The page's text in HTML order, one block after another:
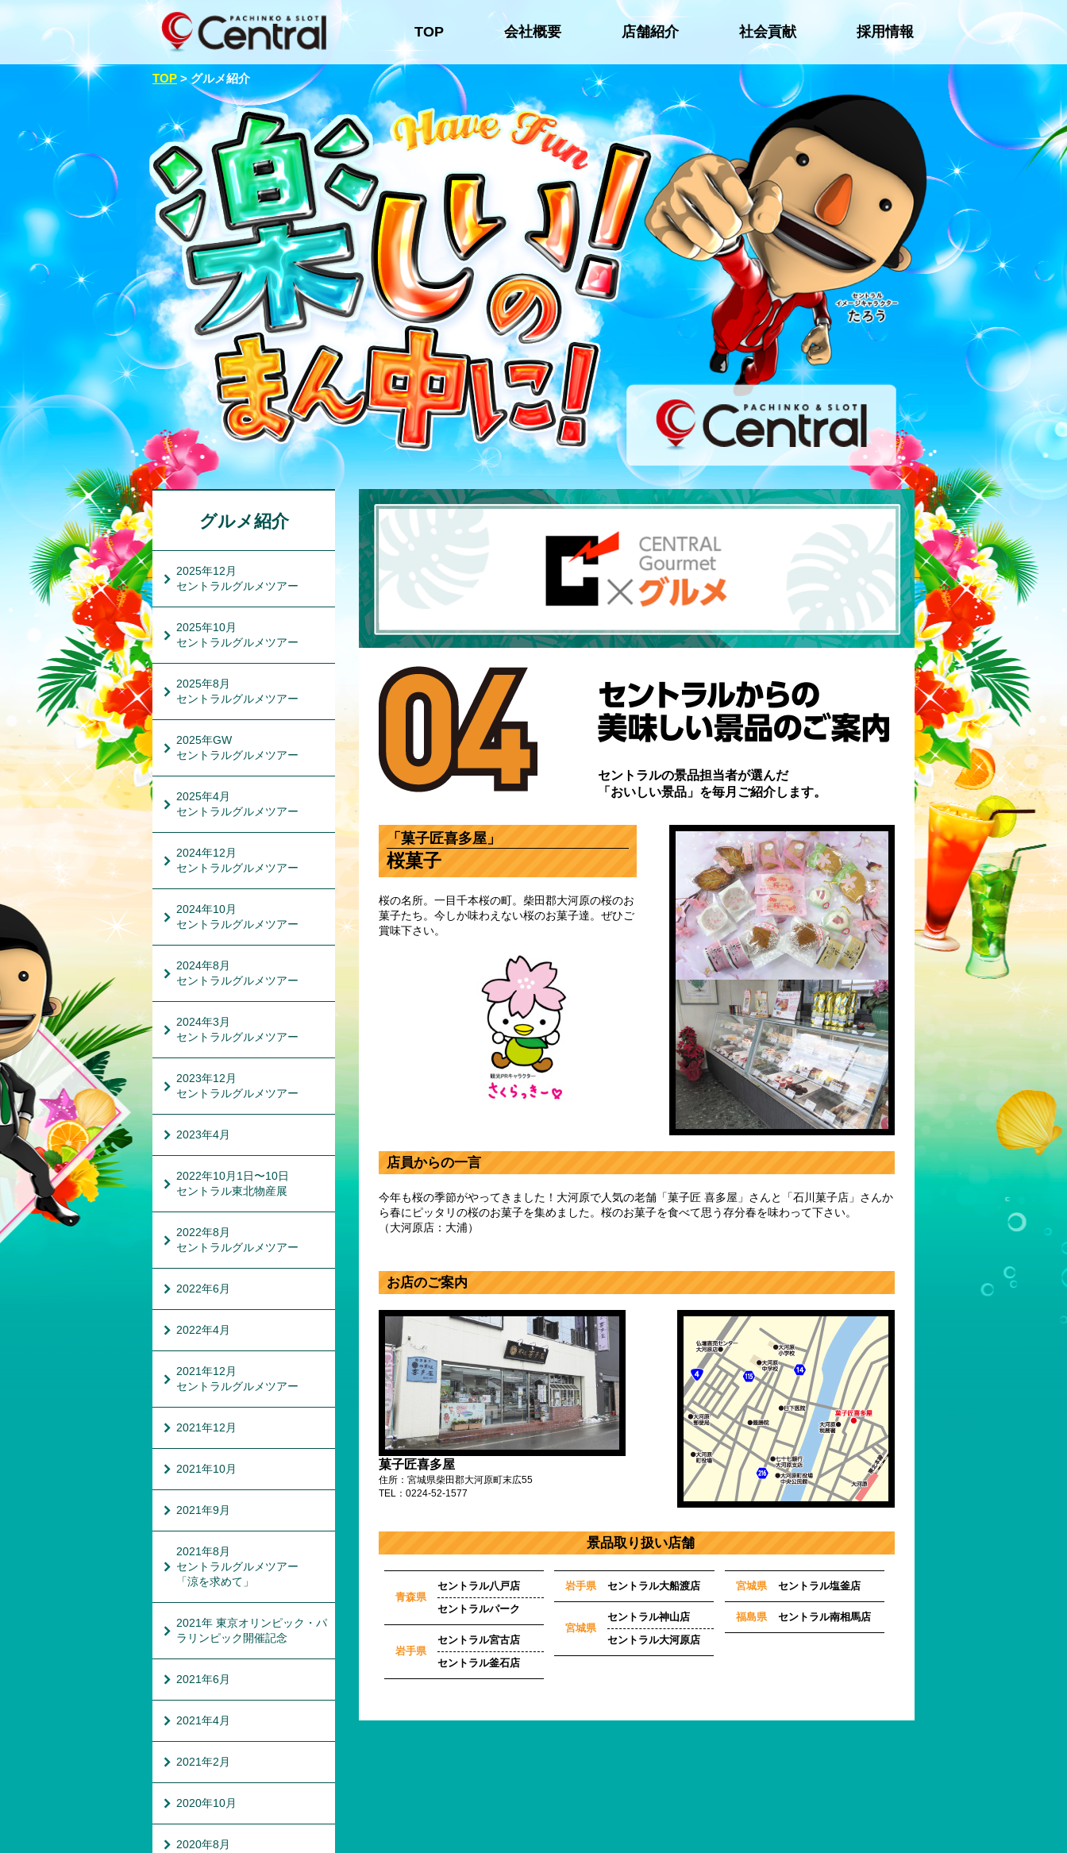
TOP 会社概要 店舗紹介 社会貢献 採用情報
TOP >グルメ紹介
セントラルの景品担当者が選んだ
「おいしい景品」を毎月ご紹介します。
「菓子匠喜多屋」
桜菓子
桜の名所。一目千本桜の町。柴田郡大河原の桜のお
菓子たち。今しか味わえない桜のお菓子達。ぜひご
賞味下さい。
店員からの一言
今年も桜の季節がやってきました！大河原で人気の老舗「菓子匠 喜多屋」さんと「石川菓子店」さんか
ら春にピッタリの桜のお菓子を集めました。桜のお菓子を食べて思う存分春を味わって下さい。
（大河原店：大浦）
お店のご案内
菓子匠喜多屋
住所：宮城県柴田郡大河原町末広55
TEL：0224-52-1577
景品取り扱い店舗
青森県
セントラル八戸店
セントラルパーク
岩手県
セントラル宮古店
セントラル釜石店
岩手県 セントラル大船渡店
宮城県
セントラル神山店
セントラル大河原店
宮城県 セントラル塩釜店
福島県 セントラル南相馬店
グルメ紹介
2025年12月
セントラルグルメツアー
2025年10月
セントラルグルメツアー
2025年8月
セントラルグルメツアー
2025年GW
セントラルグルメツアー
2025年4月
セントラルグルメツアー
2024年12月
セントラルグルメツアー
2024年10月
セントラルグルメツアー
2024年8月
セントラルグルメツアー
2024年3月
セントラルグルメツアー
2023年12月
セントラルグルメツアー
2023年4月
2022年10月1日〜10日
セントラル東北物産展
2022年8月
セントラルグルメツアー
2022年6月
2022年4月
2021年12月
セントラルグルメツアー
2021年12月
2021年10月
2021年9月
2021年8月
セントラルグルメツアー
「涼を求めて」
2021年 東京オリンピック・パ
ラリンピック開催記念
2021年6月
2021年4月
2021年2月
2020年10月
2020年8月